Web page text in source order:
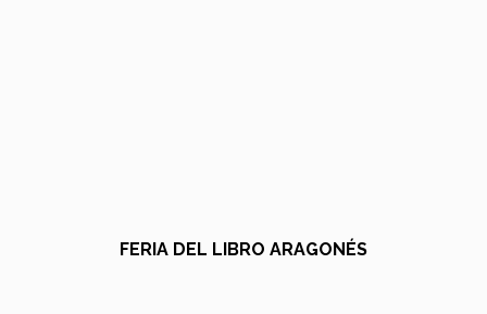
FERIA DEL LIBRO ARAGONÉS